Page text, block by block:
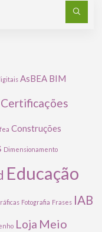
AsBEA BIM
Certificações
Construções
Dimensionamento
Educação
Fotografia Frases IAB
Loja Meio